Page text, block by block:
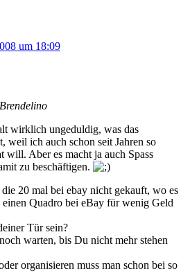
um 18:09
wirklich ungeduldig, was das
weil ich auch schon seit Jahren so
will. Aber es macht ja auch Spass
zu beschäftigen.
20 mal bei ebay nicht gekauft, wo es
Quadro bei eBay für wenig Geld
Tür sein?
warten, bis Du nicht mehr stehen
organisieren muss man schon bei so